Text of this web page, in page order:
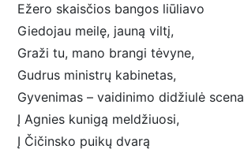
Ežero skaisčios bangos liūliavo
Giedojau meilę, jauną viltį,
Graži tu, mano brangi tėvyne,
Gudrus ministrų kabinetas,
Gyvenimas – vaidinimo didžiulė scena
Į Agnies kunigą meldžiuosi,
Į Čičinsko puikų dvarą